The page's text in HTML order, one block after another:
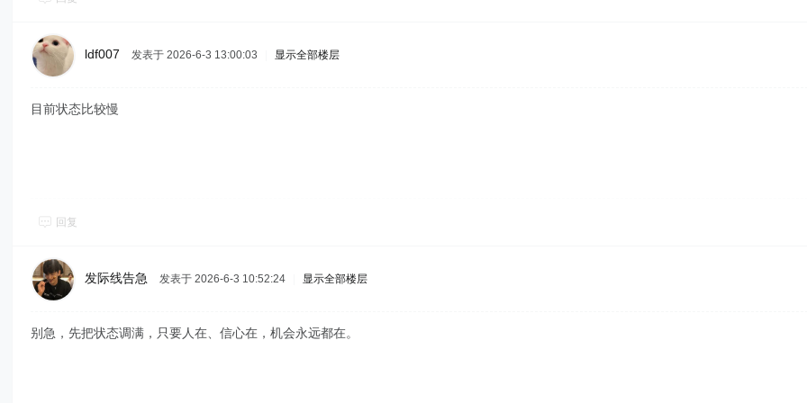
ldf007 发表于 2026-6-3 13:00:03 显示全部楼层
目前状态比较慢
回复
发际线告急 发表于 2026-6-3 10:52:24 显示全部楼层
别急，先把状态调满，只要人在、信心在，机会永远都在。